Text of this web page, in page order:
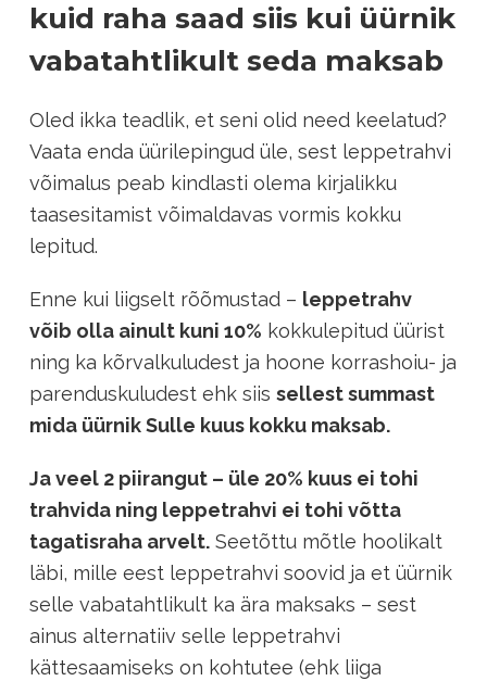
kuid raha saad siis kui üürnik
vabatahtlikult seda maksab
Oled ikka teadlik, et seni olid need keelatud?
Vaata enda üürilepingud üle, sest leppetrahvi
võimalus peab kindlasti olema kirjalikku
taasesitamist võimaldavas vormis kokku
lepitud.
Enne kui liigselt rõõmustad – leppetrahv
võib olla ainult kuni 10% kokkulepitud üürist
ning ka kõrvalkuludest ja hoone korrashoiu- ja
parenduskuludest ehk siis sellest summast
mida üürnik Sulle kuus kokku maksab.
Ja veel 2 piirangut – üle 20% kuus ei tohi
trahvida ning leppetrahvi ei tohi võtta
tagatisraha arvelt. Seetõttu mõtle hoolikalt
läbi, mille eest leppetrahvi soovid ja et üürnik
selle vabatahtlikult ka ära maksaks – sest
ainus alternatiiv selle leppetrahvi
kättesaamiseks on kohtutee (ehk liiga